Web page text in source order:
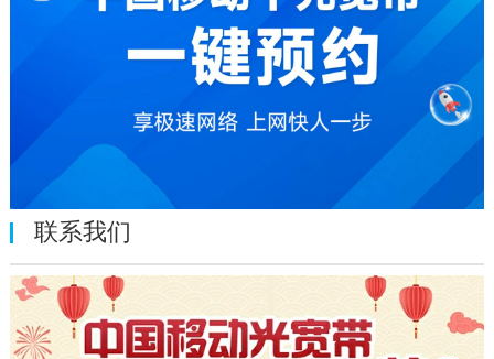
联系我们